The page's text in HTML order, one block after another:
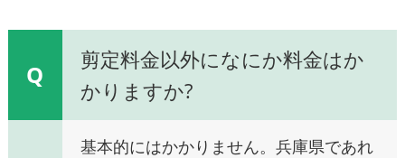
Q
剪定料金以外になにか料金はか
かりますか?
基本的にはかかりません。兵庫県であれ